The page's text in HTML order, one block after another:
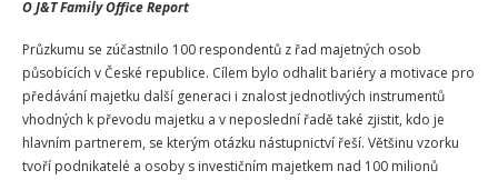
O J&T Family Office Report
Průzkumu se zúčastnilo 100 respondentů z řad majetných osob
působících v České republice. Cílem bylo odhalit bariéry a motivace pro
předávání majetku další generaci i znalost jednotlivých instrumentů
vhodných k převodu majetku a v neposlední řadě také zjistit, kdo je
hlavním partnerem, se kterým otázku nástupnictví řeší. Většinu vzorku
tvoří podnikatelé a osoby s investičním majetkem nad 100 milionů